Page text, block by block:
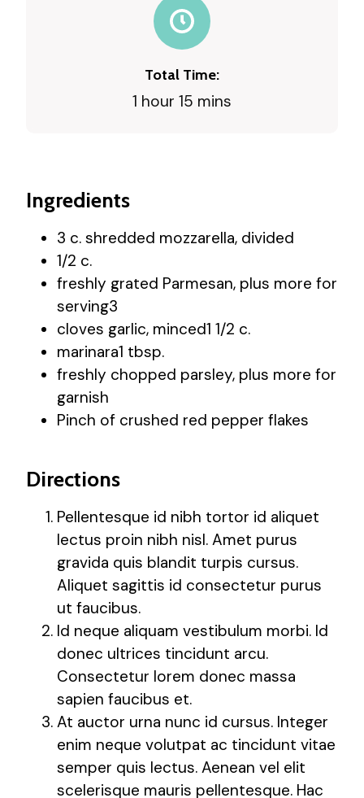
Total Time:
1 hour 15 mins
Ingredients
3 c. shredded mozzarella, divided
1/2 c.
freshly grated Parmesan, plus more for
serving3
cloves garlic, minced1 1/2 c.
marinara1 tbsp.
freshly chopped parsley, plus more for
garnish
Pinch of crushed red pepper flakes
Directions
Pellentesque id nibh tortor id aliquet
lectus proin nibh nisl. Amet purus
gravida quis blandit turpis cursus.
Aliquet sagittis id consectetur purus
ut faucibus.
Id neque aliquam vestibulum morbi. Id
donec ultrices tincidunt arcu.
Consectetur lorem donec massa
sapien faucibus et.
At auctor urna nunc id cursus. Integer
enim neque volutpat ac tincidunt vitae
semper quis lectus. Aenean vel elit
scelerisque mauris pellentesque. Hac